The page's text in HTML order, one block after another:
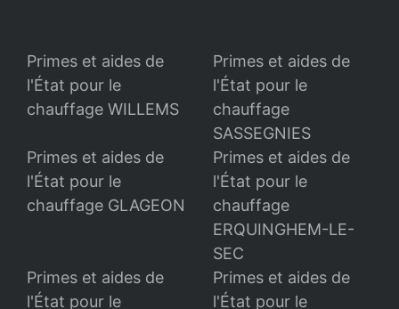
Primes et aides de
l'État pour le
chauffage WILLEMS
Primes et aides de
l'État pour le
chauffage
SASSEGNIES
Primes et aides de
l'État pour le
chauffage GLAGEON
Primes et aides de
l'État pour le
chauffage
ERQUINGHEM-LE-
SEC
Primes et aides de
l'État pour le
Primes et aides de
l'État pour le